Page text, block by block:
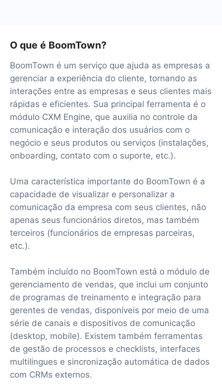
O que é BoomTown?
BoomTown é um serviço que ajuda as empresas a
gerenciar a experiência do cliente, tornando as
interações entre as empresas e seus clientes mais
rápidas e eficientes. Sua principal ferramenta é o
módulo CXM Engine, que auxilia no controle da
comunicação e interação dos usuários com o
negócio e seus produtos ou serviços (instalações,
onboarding, contato com o suporte, etc.).
Uma característica importante do BoomTown é a
capacidade de visualizar e personalizar a
comunicação da empresa com seus clientes, não
apenas seus funcionários diretos, mas também
terceiros (funcionários de empresas parceiras,
etc.).
Também incluído no BoomTown está o módulo de
gerenciamento de vendas, que inclui um conjunto
de programas de treinamento e integração para
gerentes de vendas, disponíveis por meio de uma
série de canais e dispositivos de comunicação
(desktop, mobile). Existem também ferramentas
de gestão de processos e checklists, interfaces
multilingues e sincronização automática de dados
com CRMs externos.